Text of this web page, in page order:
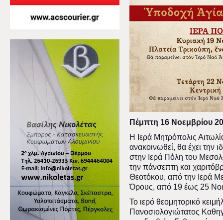
Πέμπτη 16 Νοεμβρίου
Η Ιερά Μητρόπολις
ανακοινωθεί, θα έχει την
στην Ιερά Πόλη του
την πάνσεπτη και
Θεοτόκου, από την Ιερά
Όρους, από 19 έως 25
Το ιερό θεομητορικό
Πανοσιολογιώτατος